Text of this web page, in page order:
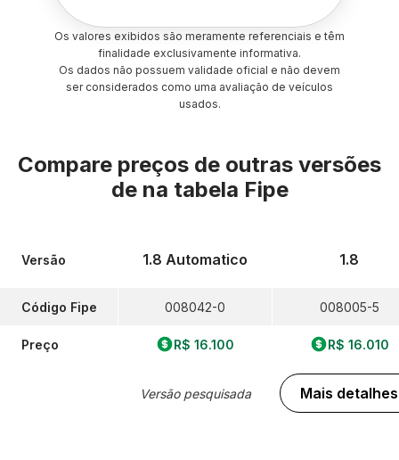
Os valores exibidos são meramente referenciais e têm
finalidade exclusivamente informativa.
Os dados não possuem validade oficial e não devem
ser considerados como uma avaliação de veículos
usados.
Compare preços de outras versões
de na tabela Fipe
Versão
Código Fipe
Preço
1.8 Automatico
008042-0
R$ 16.100
Versão pesquisada
1.8
008005-5
R$ 16.010
Mais detalhes